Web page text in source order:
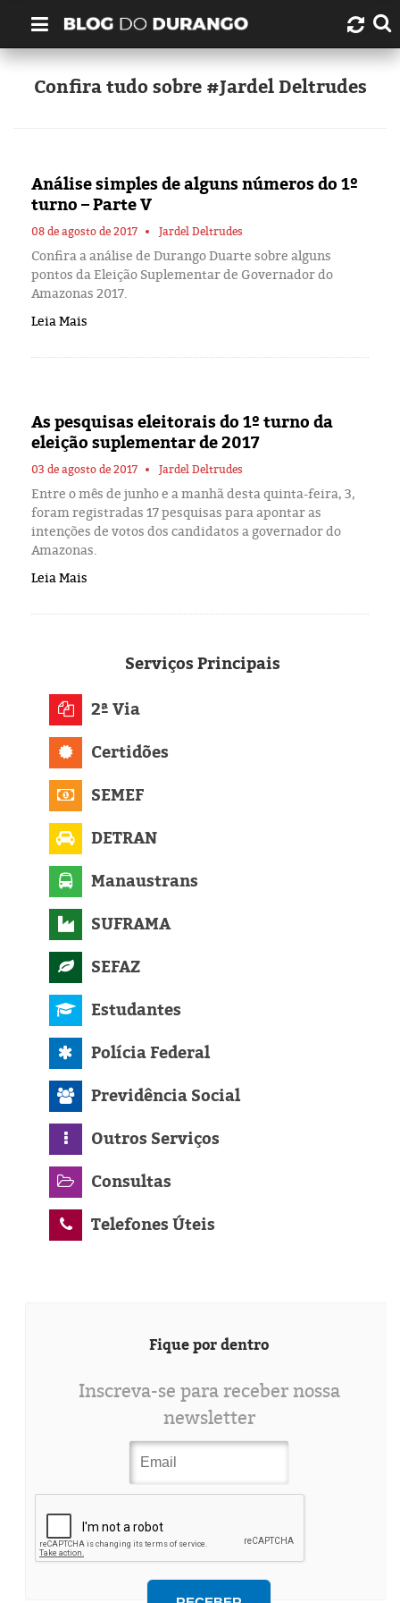
Quem é Durango Duarte?
Amazonas
História
Pesquisas
Política
Confira tudo sobre #Jardel Deltrudes
Análise simples de alguns números do 1º
turno – Parte V
08 de agosto de 2017 Jardel Deltrudes
Confira a análise de Durango Duarte sobre alguns
pontos da Eleição Suplementar de Governador do
Amazonas 2017.
Leia Mais
As pesquisas eleitorais do 1º turno da
eleição suplementar de 2017
03 de agosto de 2017 Jardel Deltrudes
Entre o mês de junho e a manhã desta quinta-feira, 3,
foram registradas 17 pesquisas para apontar as
intenções de votos dos candidatos a governador do
Amazonas.
Leia Mais
ServiçosPrincipais
2ª Via
Certidões
SEMEF
DETRAN
Manaustrans
SUFRAMA
SEFAZ
Estudantes
Polícia Federal
Previdência Social
Outros Serviços
Consultas
Telefones Úteis
Fique por dentro
Inscreva-se para receber nossa
newsletter